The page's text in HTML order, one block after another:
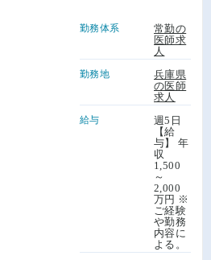
勤務体系
常勤の
医師求
人
勤務地
兵庫県
の医師
求人
給与
週5日
【給
与】 年
収
1,500
～
2,000
万円 ※
ご経験
や勤務
内容に
よる。